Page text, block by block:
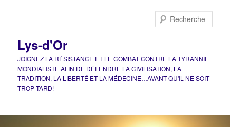
Lys-d'Or
JOIGNEZ LA RÉSISTANCE ET LE COMBAT CONTRE LA TYRANNIE
MONDIALISTE AFIN DE DÉFENDRE LA CIVILISATION, LA
TRADITION, LA LIBERTÉ ET LA MÉDECINE…AVANT QU'IL NE SOIT
TROP TARD!